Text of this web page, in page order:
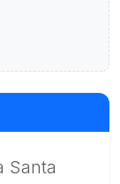
Santa